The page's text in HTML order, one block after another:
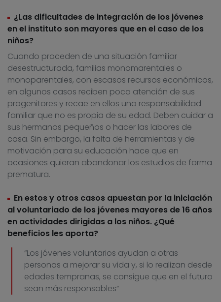
¿Las dificultades de integración de los jóvenes
en el instituto son mayores que en el caso de los
niños?
Cuando proceden de una situación familiar
desestructurada, familias monomarentales o
monoparentales, con escasos recursos económicos,
en algunos casos reciben poca atención de sus
progenitores y recae en ellos una responsabilidad
familiar que no es propia de su edad. Deben cuidar a
sus hermanos pequeños o hacer las labores de
casa. Sin embargo, la falta de herramientas y de
motivación para su educación hace que en
ocasiones quieran abandonar los estudios de forma
prematura.
En estos y otros casos apuestan por la iniciación
al voluntariado de los jóvenes mayores de 16 años
en actividades dirigidas a los niños. ¿Qué
beneficios les aporta?
“Los jóvenes voluntarios ayudan a otras
personas a mejorar su vida y, si lo realizan desde
edades tempranas, se consigue que en el futuro
sean más responsables”